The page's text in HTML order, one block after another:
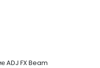
ADJ FX Beam